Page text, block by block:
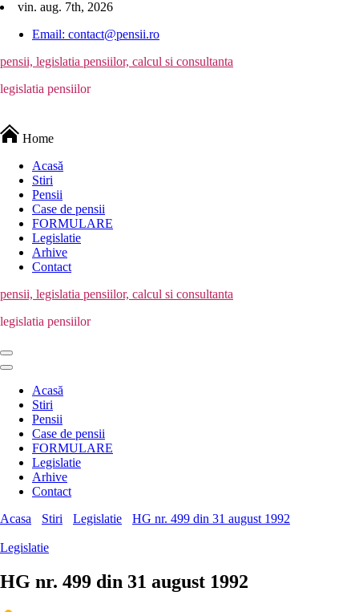
Skip
content
vin. aug. 7th, 2026
Email: contact@pensii.ro
pensii, legislatia pensiilor, calcul si consultanta
legislatia pensiilor
Home
Acasă
Stiri
Pensii
Case de pensii
FORMULARE
Legislatie
Arhive
Contact
pensii, legislatia pensiilor, calcul si consultanta
legislatia pensiilor
Acasă
Stiri
Pensii
Case de pensii
FORMULARE
Legislatie
Arhive
Contact
Acasa
Stiri Legislatie HG nr. 499 din 31 august 1992
Legislatie
HG nr. 499 din 31 august 1992